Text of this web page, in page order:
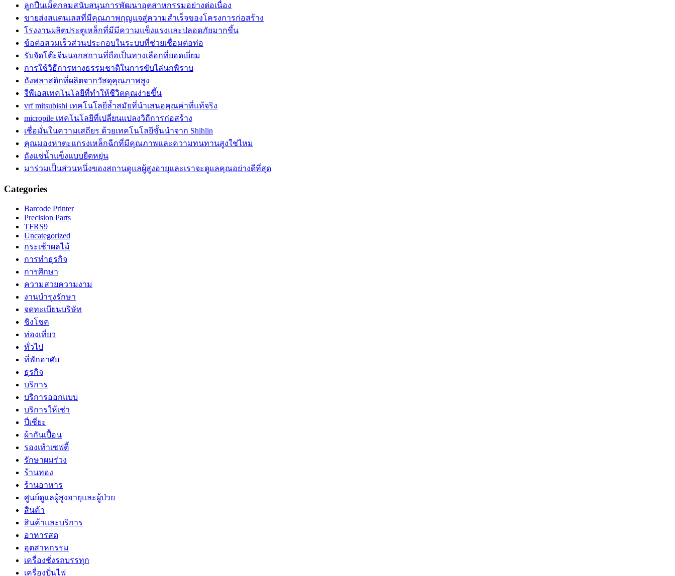
ลูกปืนเม็ดกลมสนับสนุนการพัฒนาอุตสาหกรรมอย่างต่อเนื่อง
ขายส่งสแตนเลสที่มีคุณภาพกุญแจสู่ความสำเร็จของโครงการก่อสร้าง
โรงงานผลิตประตูเหล็กที่มีมีความแข็งแรงและปลอดภัยมากขึ้น
ข้อต่อสวมเร็วส่วนประกอบในระบบที่ช่วยเชื่อมต่อท่อ
รับจัดโต๊ะจีนนอกสถานที่ถือเป็นทางเลือกที่ยอดเยี่ยม
การใช้วิธีการทางธรรมชาติในการขับไล่นกพิราบ
ถังพลาสติกที่ผลิตจากวัสดุคุณภาพสูง
จีพีเอสเทคโนโลยีที่ทำให้ชีวิตคุณง่ายขึ้น
vrf mitsubishi เทคโนโลยีล้ำสมัยที่นำเสนอคุณค่าที่แท้จริง
micropile เทคโนโลยีที่เปลี่ยนแปลงวิถีการก่อสร้าง
เชื่อมั่นในความเสถียร ด้วยเทคโนโลยีชั้นนำจาก Shihlin
คุณมองหาตะแกรงเหล็กฉีกที่มีคุณภาพและความทนทานสูงใช่ไหม
ถังแช่น้ำแข็งแบบยืดหยุ่น
มาร่วมเป็นส่วนหนึ่งของสถานดูแลผู้สูงอายุและเราจะดูแลคุณอย่างดีที่สุด
Categories
Barcode Printer
Precision Parts
TFRS9
Uncategorized
กระเช้าผลไม้
การทำธุรกิจ
การศึกษา
ความสวยความงาม
งานบำรุงรักษา
จดทะเบียนบริษัท
ชิงโชค
ท่องเที่ยว
ทั่วไป
ที่พักอาศัย
ธุรกิจ
บริการ
บริการออกแบบ
บริการให้เช่า
ปี่เซี่ยะ
ผ้ากันเปื้อน
รองเท้าเซฟตี้
รักษาผมร่วง
ร้านทอง
ร้านอาหาร
ศูนย์ดูแลผู้สูงอายุและผู้ป่วย
สินค้า
สินค้าและบริการ
อาหารสด
อุตสาหกรรม
เครื่องชั่งรถบรรทุก
เครื่องปั่นไฟ